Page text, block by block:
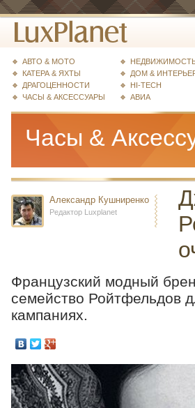
АВТО & МОТО
КАТЕРА & ЯХТЫ
ДРАГОЦЕННОСТИ
ЧАСЫ & АКСЕССУАРЫ
ДОМ &
HI-TECH
АВИА
Часы &
Александр Кушниренко
Редактор Luxplanet
Французский модный
семейство Ройтфельдов
кампаниях.